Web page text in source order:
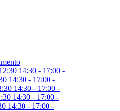
14:30 - 17:00 -
14:30 - 17:00 -
14:30 - 17:00 -
14:30 - 17:00 -
14:30 - 17:00 -